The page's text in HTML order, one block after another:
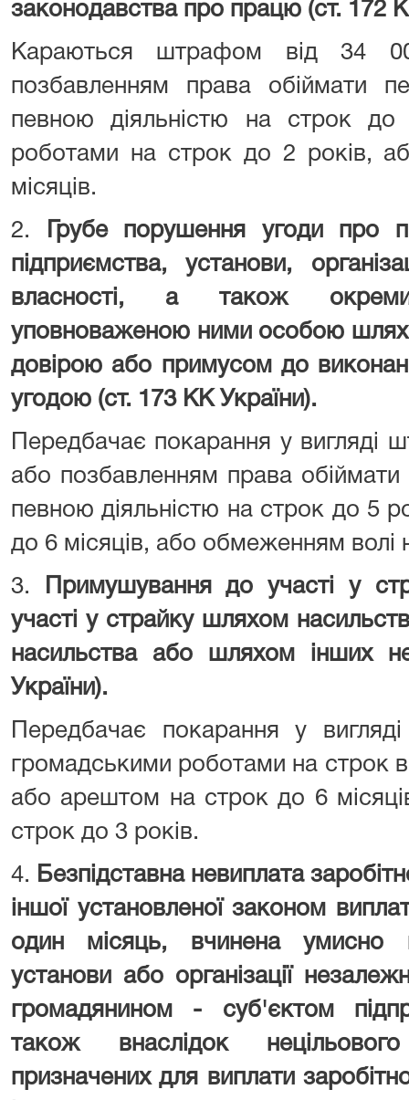
законодавства про працю (ст. 172
Караються штрафом від 34
позбавленням права обіймати
певною діяльністю на строк
роботами на строк до 2 років,
місяців.
2.
Грубе порушення угоди
підприємства, установи,
власності, а також
уповноваженою ними особою
довірою або примусом до
угодою (ст. 173 КК України).
Передбачає покарання у вигляді
або позбавленням права
певною діяльністю на строк до 5
до 6 місяців, або обмеженням волі
3.
Примушування до участі у
участі у страйку шляхом
насильства або шляхом інших
України).
Передбачає покарання у
громадськими роботами на строк
або арештом на строк до 6
строк до 3 років.
4. Безпідставна невиплата
іншої установленої законом
один місяць, вчинена умисно
установи або організації
громадянином - суб'єктом
також внаслідок
призначених для виплати